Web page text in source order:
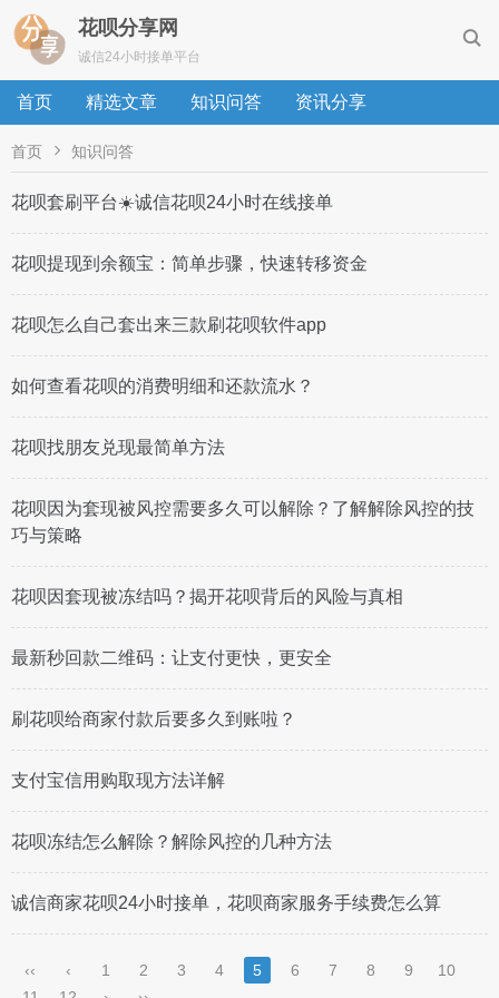

花呗分享网
诚信24小时接单平台
首页 精选文章 知识问答 资讯分享
首页  知识问答
花呗套刷平台☀️诚信花呗24小时在线接单
花呗提现到余额宝：简单步骤，快速转移资金
花呗怎么自己套出来三款刷花呗软件app
如何查看花呗的消费明细和还款流水？
花呗找朋友兑现最简单方法
花呗因为套现被风控需要多久可以解除？了解解除风控的技
巧与策略
花呗因套现被冻结吗？揭开花呗背后的风险与真相
最新秒回款二维码：让支付更快，更安全
刷花呗给商家付款后要多久到账啦？
支付宝信用购取现方法详解
花呗冻结怎么解除？解除风控的几种方法
诚信商家花呗24小时接单，花呗商家服务手续费怎么算
‹‹ ‹ 1 2 3 4 5 6 7 8 9
10